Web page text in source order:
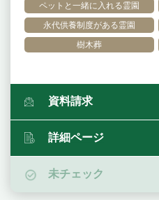
ペットと一緒に入れる霊園
永代供養制度がある霊園
樹木葬
資料請求
詳細ページ
未チェック